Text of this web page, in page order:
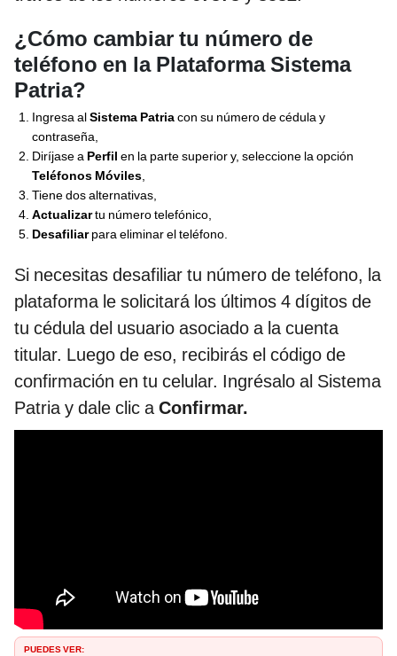
¿Cómo cambiar tu número de
teléfono en la Plataforma Sistema
Patria?
Ingresa alSistema Patriacon su número de cédula y
contraseña,
Diríjase a Perfil en la parte superior y, seleccione la opción
Teléfonos Móviles
Tiene dos alternativas,
Actualizartu número telefónico,
Desafiliarpara eliminar el teléfono.
Si necesitas desafiliar tu número de teléfono, la
plataforma le solicitará los últimos 4 dígitos de
tu cédula del usuario asociado a la cuenta
titular. Luego de eso, recibirás el código de
confirmación en tu celular. Ingrésalo al Sistema
Patria y dale clic aConfirmar.
PUEDES VER: